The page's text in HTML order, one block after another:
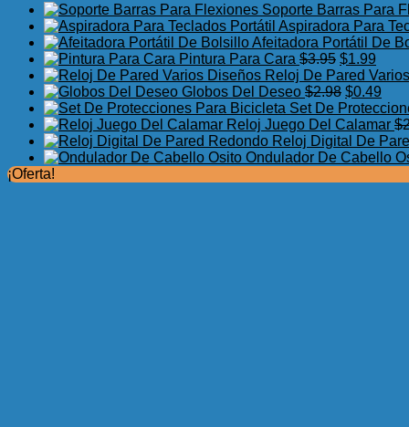
Soporte Barras Para
Aspiradora Para
Afeitadora Portátil De
Pintura Para Cara $3.95 El
precio
original
era:
$3.95.
$1.99
actual
es:
Reloj De Pared
Globos Del Deseo $2.98 El
precio
original
era:
$2.98.
$0.49
es:
Set De
Reloj Juego Del Calamar $
Reloj Digital De
Ondulador De Cabello
¡Oferta!